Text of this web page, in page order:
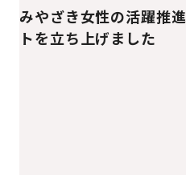
みやざき女性の活躍推
トを立ち上げました